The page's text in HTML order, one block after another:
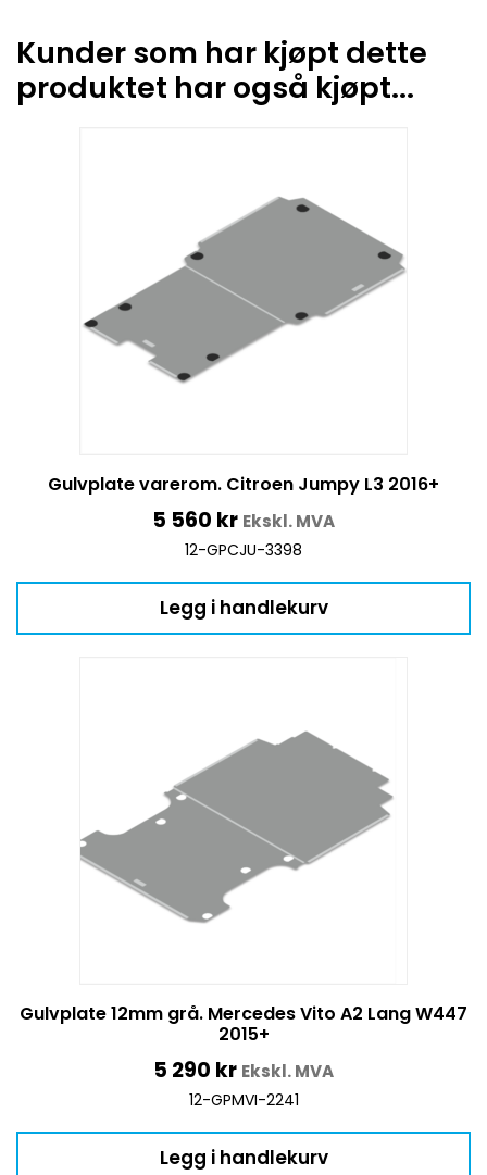
Kunder som har kjøpt dette
produktet har også kjøpt...
Gulvplate varerom. Citroen Jumpy L3 2016+
5 560 kr Ekskl. MVA
12-GPCJU-3398
Legg i handlekurv
Gulvplate 12mm grå. Mercedes Vito A2 Lang W447
2015+
5 290 kr Ekskl. MVA
12-GPMVI-2241
Legg i handlekurv